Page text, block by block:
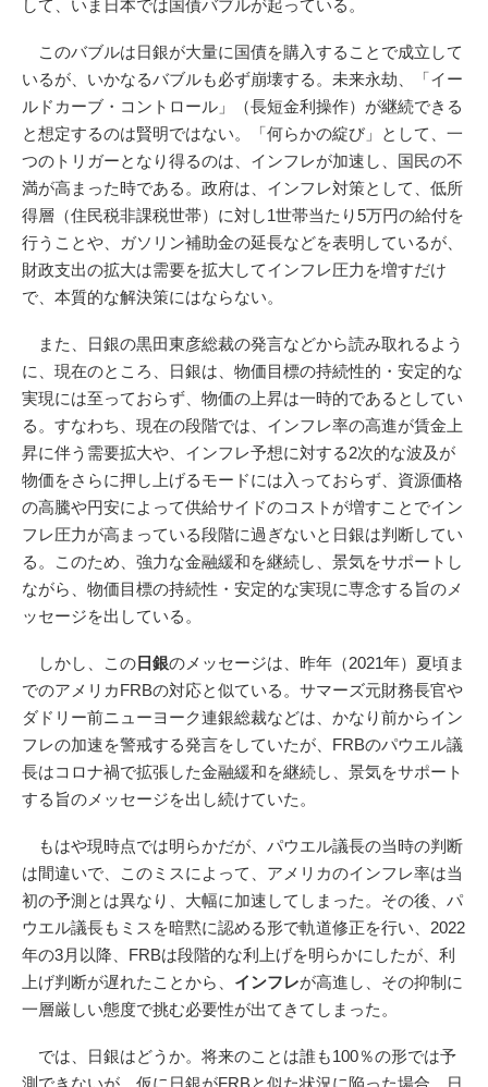
して、いま日本では国債バブルが起っている。
このバブルは日銀が大量に国債を購入することで成立して
いるが、いかなるバブルも必ず崩壊する。未来永劫、「イー
ルドカーブ・コントロール」（長短金利操作）が継続できる
と想定するのは賢明ではない。「何らかの綻び」として、一
つのトリガーとなり得るのは、インフレが加速し、国民の不
満が高まった時である。政府は、インフレ対策として、低所
得層（住民税非課税世帯）に対し1世帯当たり5万円の給付を
行うことや、ガソリン補助金の延長などを表明しているが、
財政支出の拡大は需要を拡大してインフレ圧力を増すだけ
で、本質的な解決策にはならない。
また、日銀の黒田東彦総裁の発言などから読み取れるよう
に、現在のところ、日銀は、物価目標の持続性的・安定的な
実現には至っておらず、物価の上昇は一時的であるとしてい
る。すなわち、現在の段階では、インフレ率の高進が賃金上
昇に伴う需要拡大や、インフレ予想に対する2次的な波及が
物価をさらに押し上げるモードには入っておらず、資源価格
の高騰や円安によって供給サイドのコストが増すことでイン
フレ圧力が高まっている段階に過ぎないと日銀は判断してい
る。このため、強力な金融緩和を継続し、景気をサポートし
ながら、物価目標の持続性・安定的な実現に専念する旨のメ
ッセージを出している。
しかし、この 日銀のメッセージは、昨年（2021年）夏頃ま
でのアメリカFRBの対応と似ている。サマーズ元財務長官や
ダドリー前ニューヨーク連銀総裁などは、かなり前からイン
フレの加速を警戒する発言をしていたが、FRBのパウエル議
長はコロナ禍で拡張した金融緩和を継続し、景気をサポート
する旨のメッセージを出し続けていた。
もはや現時点では明らかだが、パウエル議長の当時の判断
は間違いで、このミスによって、アメリカのインフレ率は当
初の予測とは異なり、大幅に加速してしまった。その後、パ
ウエル議長もミスを暗黙に認める形で軌道修正を行い、2022
年の3月以降、FRBは段階的な利上げを明らかにしたが、利
上げ判断が遅れたことから、 インフレが高進し、その抑制に
一層厳しい態度で挑む必要性が出てきてしまった。
では、日銀はどうか。将来のことは誰も100％の形では予
測できないが、仮に日銀がFRBと似た状況に陥った場合、日